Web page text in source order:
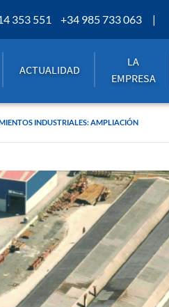
ACTUALIDAD
LA
EMPRESA
353 551 +34 985 733 063
INDUSTRIALES: AMPLIACIÓN